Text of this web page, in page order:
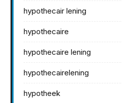
hypothecair lening
hypothecaire
hypothecaire lening
hypothecairelening
hypotheek